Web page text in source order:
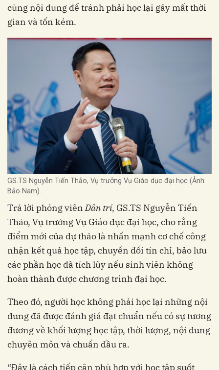
cùng nội dung để tránh phải học lại gây mất thời
gian và tốn kém.
GS.TS Nguyễn Tiến Thảo, Vụ trưởng Vụ Giáo dục đại học (Ảnh:
Bảo Nam).
Trả lời phóng viênDân trí, GS.TS Nguyễn Tiến
Thảo, Vụ trưởng Vụ Giáo dục đại học, cho rằng
điểm mới của dự thảo là nhấn mạnh cơ chế công
nhận kết quả học tập, chuyển đổi tín chỉ, bảo lưu
các phần học đã tích lũy nếu sinh viên không
hoàn thành được chương trình đại học.
Theo đó, người học không phải học lại những nội
dung đã được đánh giá đạt chuẩn nếu có sự tương
đương về khối lượng học tập, thời lượng, nội dung
chuyên môn và chuẩn đầu ra.
“Đây là cách tiếp cận phù hợp với học tập suốt